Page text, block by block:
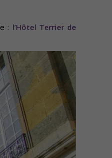
: l’Hôtel Terrier de